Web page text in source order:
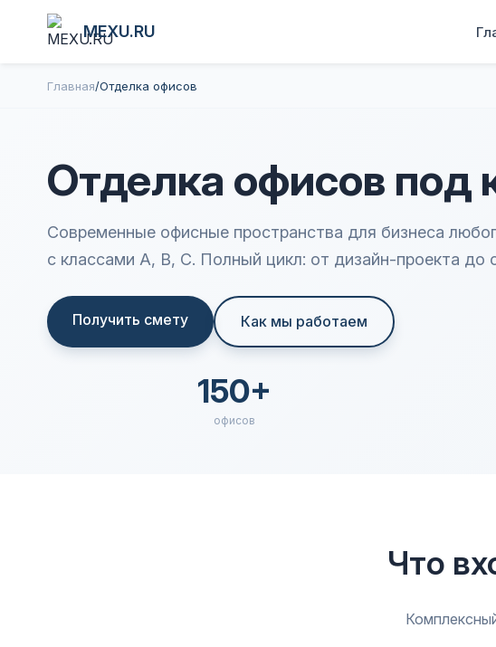
MEXU.RU
Главная/Отделка офисов
Отделка офисов под
Современные офисные пространства для бизнеса
с классами А, В, С. Полный цикл: от дизайн-проекта до
Получить смету Как мы работаем
150+
офисов
Что